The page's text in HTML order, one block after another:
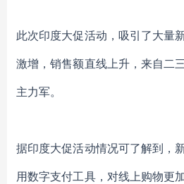
此次印度大促活动，吸引了大量
激增，销售额直线上升，来自二
主力军。
据印度大促活动情况可了解到，
用数字支付工具，对线上购物更